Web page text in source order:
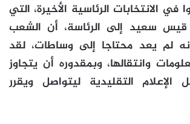
في الانتخابات الرئاسية الأخيرة، التي
قيس سعيد إلى الرئاسة، أن الشعب
لم يعد محتاجا إلى وساطات، لقد
وانتقالها، وبمقدوره أن يتجاوز
الإعلام التقليدية ليتواصل ويقرر